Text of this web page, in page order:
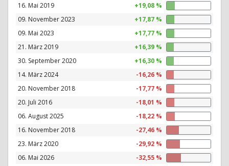
16. Mai 2019
+19,08 %
09. November 2023
+17,87 %
09. Mai 2023
+17,77 %
21. März 2019
+16,39 %
30. September 2020
+16,30 %
14. März 2024
-16,26 %
20. November 2018
-17,77 %
20. Juli 2016
-18,01 %
06. August 2025
-18,22 %
16. November 2018
-27,46 %
23. März 2020
-29,92 %
06. Mai 2026
-32,55 %